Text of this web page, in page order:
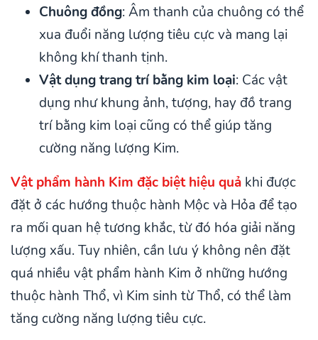
Chuông đồng: Âm thanh của chuông có thể
xua đuổi năng lượng tiêu cực và mang lại
không khí thanh tịnh.
Vật dụng trang trí bằng kim loại: Các vật
dụng như khung ảnh, tượng, hay đồ trang
trí bằng kim loại cũng có thể giúp tăng
cường năng lượng Kim.
Vật phẩm hành Kim đặc biệt hiệu quả khi được
đặt ở các hướng thuộc hành Mộc và Hỏa để tạo
ra mối quan hệ tương khắc, từ đó hóa giải năng
lượng xấu. Tuy nhiên, cần lưu ý không nên đặt
quá nhiều vật phẩm hành Kim ở những hướng
thuộc hành Thổ, vì Kim sinh từ Thổ, có thể làm
tăng cường năng lượng tiêu cực.